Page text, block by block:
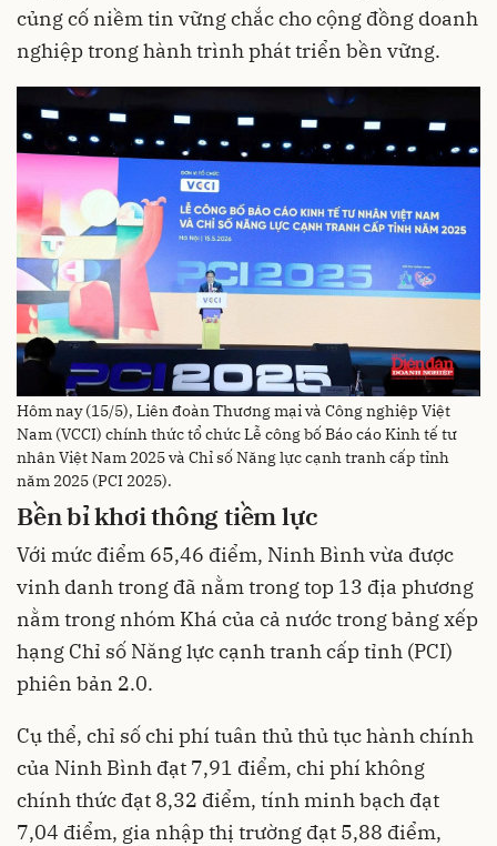
củng cố niềm tin vững chắc cho cộng đồng doanh
nghiệp trong hành trình phát triển bền vững.
Hôm nay (15/5), Liên đoàn Thương mại và Công nghiệp Việt
Nam (VCCI) chính thức tổ chức Lễ công bố Báo cáo Kinh tế tư
nhân Việt Nam 2025 và Chỉ số Năng lực cạnh tranh cấp tỉnh
năm 2025 (PCI 2025).
Bền bỉ khơi thông tiềm lực
Với mức điểm 65,46 điểm, Ninh Bình vừa được
vinh danh trong đã nằm trong top 13 địa phương
nằm trong nhóm Khá của cả nước trong bảng xếp
hạng Chỉ số Năng lực cạnh tranh cấp tỉnh (PCI)
phiên bản 2.0.
Cụ thể, chỉ số chi phí tuân thủ thủ tục hành chính
của Ninh Bình đạt 7,91 điểm, chi phí không
chính thức đạt 8,32 điểm, tính minh bạch đạt
7,04 điểm, gia nhập thị trường đạt 5,88 điểm,